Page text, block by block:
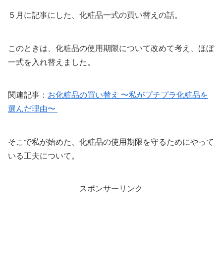
５月に記事にした、化粧品一式の買い替えの話。
このときは、化粧品の使用期限について改めて考え、ほぼ
一式を入れ替えました。
関連記事： お化粧品の買い替え 〜私がプチプラ化粧品を
選んだ理由〜
そこで私が始めた、化粧品の使用期限を守るためにやって
いる工夫について。
スポンサーリンク